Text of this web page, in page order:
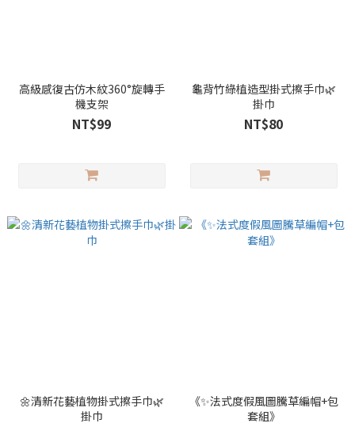
高級感復古仿木紋360°旋轉手
機支架
NT$99
龜背竹綠植造型掛式擦手巾🌿
掛巾
NT$80
🌼清新花藝植物掛式擦手巾🌿
掛巾
《✨法式度假風圖騰草編帽+包
套組》